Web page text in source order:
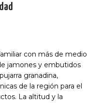
con más de medio
jamones y embutidos
granadina,
de la región para el
La altitud y la